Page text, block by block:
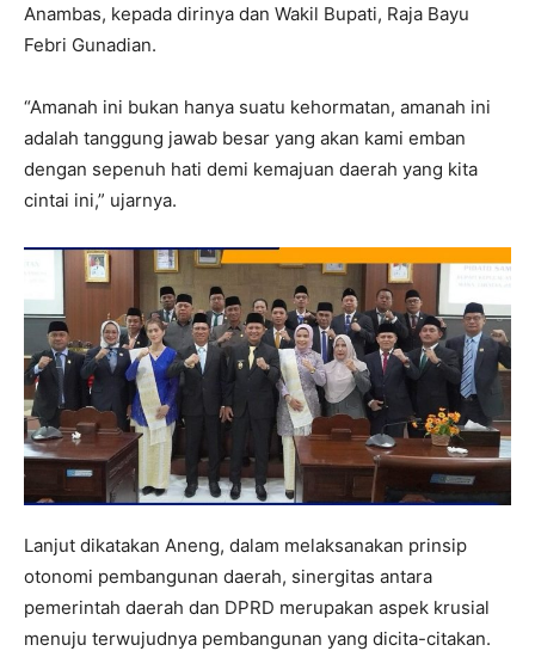
Anambas, kepada dirinya dan Wakil Bupati, Raja Bayu
Febri Gunadian.
“Amanah ini bukan hanya suatu kehormatan, amanah ini
adalah tanggung jawab besar yang akan kami emban
dengan sepenuh hati demi kemajuan daerah yang kita
cintai ini,” ujarnya.
Lanjut dikatakan Aneng, dalam melaksanakan prinsip
otonomi pembangunan daerah, sinergitas antara
pemerintah daerah dan DPRD merupakan aspek krusial
menuju terwujudnya pembangunan yang dicita-citakan.